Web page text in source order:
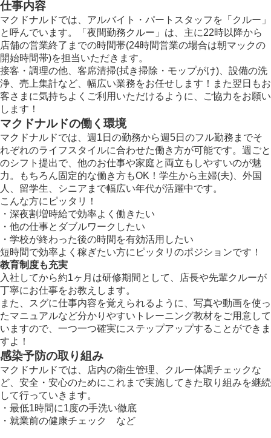
仕事内容
マクドナルドでは、アルバイト・パートスタッフを「クルー」
と呼んでいます。「夜間勤務クルー」は、主に22時以降から
店舗の営業終了までの時間帯(24時間営業の場合は朝マックの
開始時間帯)を担当いただきます。
接客・調理の他、客席清掃(拭き掃除・モップがけ)、設備の洗
浄、売上集計など、幅広い業務をお任せします！また翌日もお
客さまに気持ちよくご利用いただけるように、ご協力をお願い
します！
マクドナルドの働く環境
マクドナルドでは、週1日の勤務から週5日のフル勤務までそ
れぞれのライフスタイルに合わせた働き方が可能です。週ごと
のシフト提出で、他のお仕事や家庭と両立もしやすいのが魅
力。もちろん固定的な働き方もOK！学生から主婦(夫)、外国
人、留学生、シニアまで幅広い年代が活躍中です。
こんな方にピッタリ！
・深夜割増時給で効率よく働きたい
・他の仕事とダブルワークしたい
・学校が終わった後の時間を有効活用したい
短時間で効率よく稼ぎたい方にピッタリのポジションです！
教育制度も充実
入社してから約1ヶ月は研修期間として、店長や先輩クルーが
丁寧にお仕事をお教えします。
また、スグに仕事内容を覚えられるように、写真や動画を使っ
たマニュアルなど分かりやすいトレーニング教材をご用意して
いますので、一つ一つ確実にステップアップすることができま
すよ！
感染予防の取り組み
マクドナルドでは、店内の衛生管理、クルー体調チェックな
ど、安全・安心のためにこれまで実施してきた取り組みを継続
して行っていきます。
・最低1時間に1度の手洗い徹底
・就業前の健康チェック など